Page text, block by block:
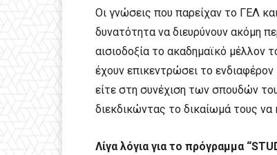
Οι γνώσεις που παρείχαν το ΓΕΛ
δυνατότητα να διευρύνουν ακόμη
αισιοδοξία το ακαδημαϊκό μέλλον
έχουν επικεντρώσει το
είτε στη συνέχιση των σπουδών
διεκδικώντας το δικαίωμά τους να
Λίγα λόγια για το πρόγραμμα